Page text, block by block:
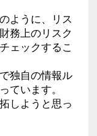
ように、リス
務上のリスク
ェックするこ
独自の情報ル
ています。
しようと思っ